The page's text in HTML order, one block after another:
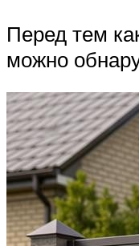
Перед тем
можно